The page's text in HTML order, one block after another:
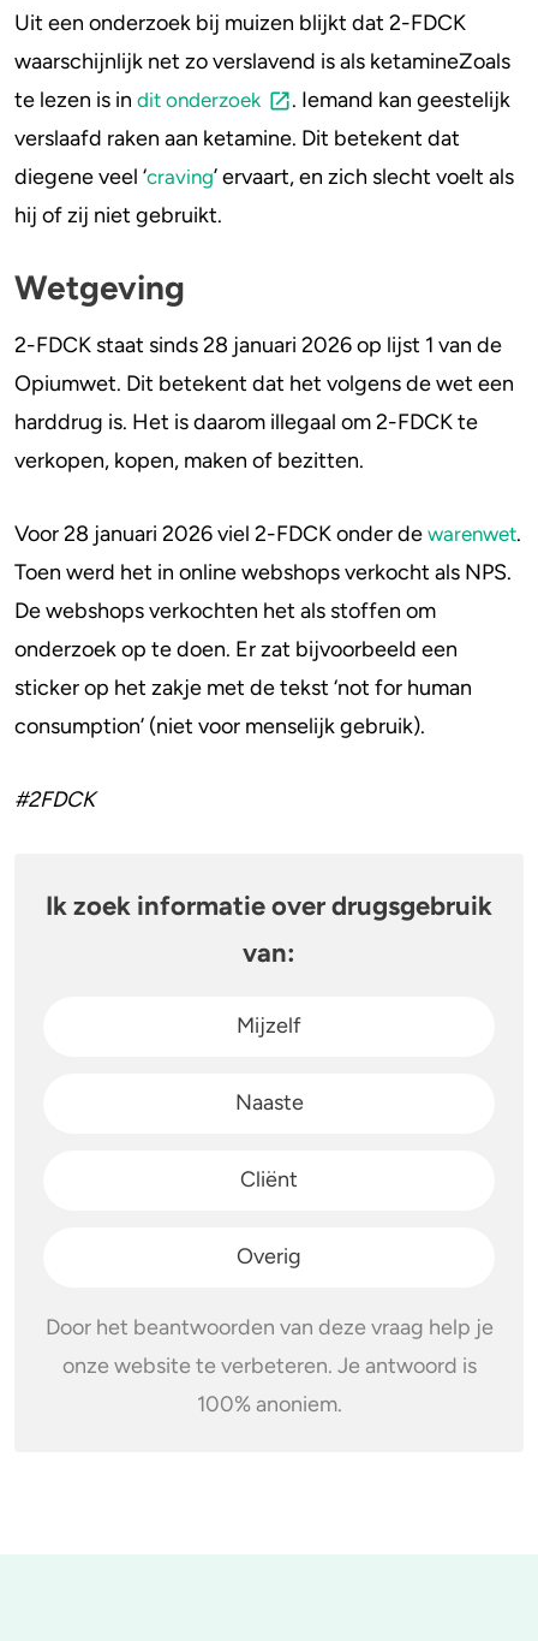
Uit een onderzoek bij muizen blijkt dat 2-FDCK
waarschijnlijk net zo verslavend is als ketamineZoals
te lezen is in dit onderzoek
. Iemand kan geestelijk
verslaafd raken aan ketamine. Dit betekent dat
diegene veel ‘craving’ ervaart, en zich slecht voelt als
hij of zij niet gebruikt.
Wetgeving
2-FDCK staat sinds 28 januari 2026 op lijst 1 van de
Opiumwet. Dit betekent dat het volgens de wet een
harddrug is. Het is daarom illegaal om 2-FDCK te
verkopen, kopen, maken of bezitten.
Voor 28 januari 2026 viel 2-FDCK onder de warenwet.
Toen werd het in online webshops verkocht als NPS.
De webshops verkochten het als stoffen om
onderzoek op te doen. Er zat bijvoorbeeld een
sticker op het zakje met de tekst ‘not for human
consumption’ (niet voor menselijk gebruik).
#2FDCK
Ik zoek informatie over drugsgebruik
van:
Mijzelf
Naaste
Cliënt
Overig
Door het beantwoorden van deze vraag help je
onze website te verbeteren. Je antwoord is
100% anoniem.